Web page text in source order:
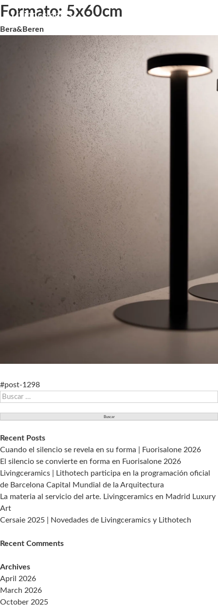
Formato: 5x60cm
Bera&Beren
#post-1298
Buscar:
Recent Posts
Cuando el silencio se revela en su forma | Fuorisalone 2026
El silencio se convierte en forma en Fuorisalone 2026
Livingceramics | Lithotech participa en la programación oficial
de Barcelona Capital Mundial de la Arquitectura
La materia al servicio del arte. Livingceramics en Madrid Luxury
Art
Cersaie 2025 | Novedades de Livingceramics y Lithotech
Recent Comments
Archives
April 2026
March 2026
October 2025